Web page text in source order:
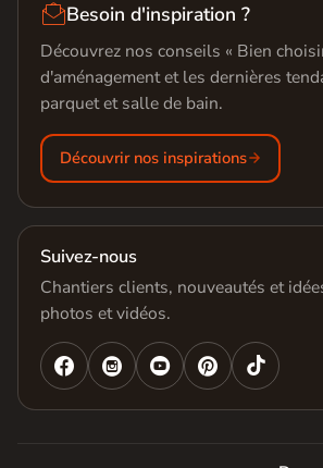
Besoin d'inspiration ?
Découvrez nos conseils « Bien
d'aménagement et les dernières
parquet et salle de bain.
Découvrir nos inspirations
Suivez-nous
Chantiers clients, nouveautés et
photos et vidéos.
   